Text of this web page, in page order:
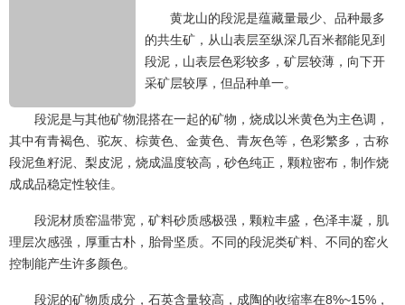
黄龙山的段泥是蕴藏量最少、品种最多
的共生矿，从山表层至纵深几百米都能见到
段泥，山表层色彩较多，矿层较薄，向下开
采矿层较厚，但品种单一。
段泥是与其他矿物混搭在一起的矿物，烧成以米黄色为主色调，
其中有青褐色、驼灰、棕黄色、金黄色、青灰色等，色彩繁多，古称
段泥鱼籽泥、梨皮泥，烧成温度较高，砂色纯正，颗粒密布，制作烧
成成品稳定性较佳。
段泥材质窑温带宽，矿料砂质感极强，颗粒丰盛，色泽丰凝，肌
理层次感强，厚重古朴，胎骨坚质。不同的段泥类矿料、不同的窑火
控制能产生许多颜色。
段泥的矿物质成分，石英含量较高，成陶的收缩率在8%~15%，